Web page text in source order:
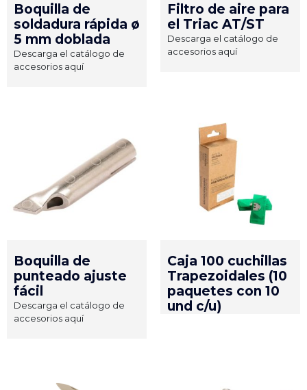
Boquilla de
soldadura rápida ø
5 mm doblada
Descarga el catálogo de
accesorios aquí
Filtro de aire para
el Triac AT/ST
Descarga el catálogo de
accesorios aquí
Boquilla de
punteado ajuste
fácil
Descarga el catálogo de
accesorios aquí
Caja 100 cuchillas
Trapezoidales (10
paquetes con 10
und c/u)